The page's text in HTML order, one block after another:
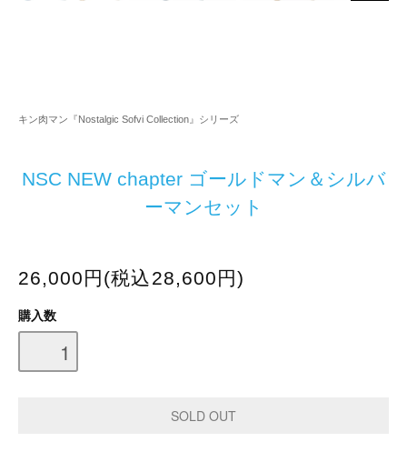
キン肉マン『Nostalgic Sofvi Collection』シリーズ
NSC NEW chapter ゴールドマン＆シルバ
ーマンセット
26,000円(税込28,600円)
購入数